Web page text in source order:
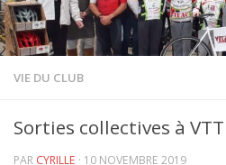
VIE DU CLUB
Sorties collectives à VTT
PAR CYRILLE · 10 NOVEMBRE 2019